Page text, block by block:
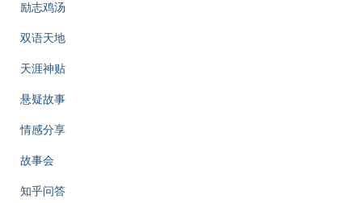
励志鸡汤
双语天地
天涯神贴
悬疑故事
情感分享
故事会
知乎问答